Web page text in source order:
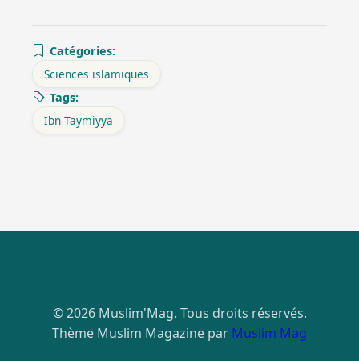
Catégories:
Sciences islamiques
Tags:
Ibn Taymiyya
© 2026 Muslim'Mag. Tous droits réservés.
Thème Muslim Magazine par Muslim Mag